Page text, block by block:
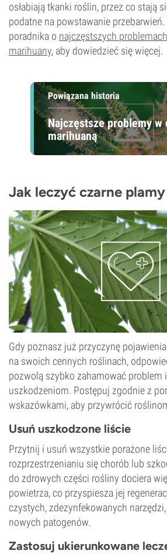
osłabiają tkanki roślin, przez co stają
podatne na powstawanie
poradnika o najczęstszych
marihuany, aby dowiedzieć się więcej.
Powiązana historia
Najczęstsze problemy w
marihuaną
Jak leczyć czarne
Gdy poznasz już przyczynę
na swoich cennych roślinach,
pozwolą szybko zahamować problem
uszkodzeniom. Postępuj zgodnie z
wskazówkami, aby przywrócić
Usuń uszkodzone liście
Przytnij i usuń wszystkie porażone
rozprzestrzenianiu się chorób lub
do zdrowych części rośliny dociera
powietrza, co przyspiesza jej
czystych, zdezynfekowanych
nowych patogenów.
Zastosuj ukierunkowane